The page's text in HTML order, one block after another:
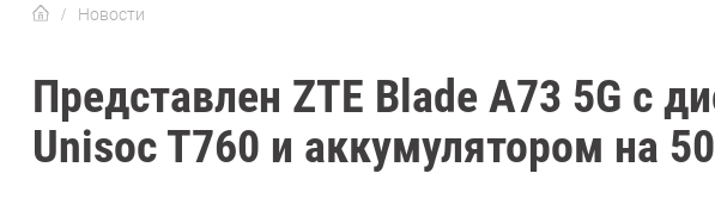
Новости
Представлен ZTE Blade A73 5G с
Unisoc T760 и аккумулятором на